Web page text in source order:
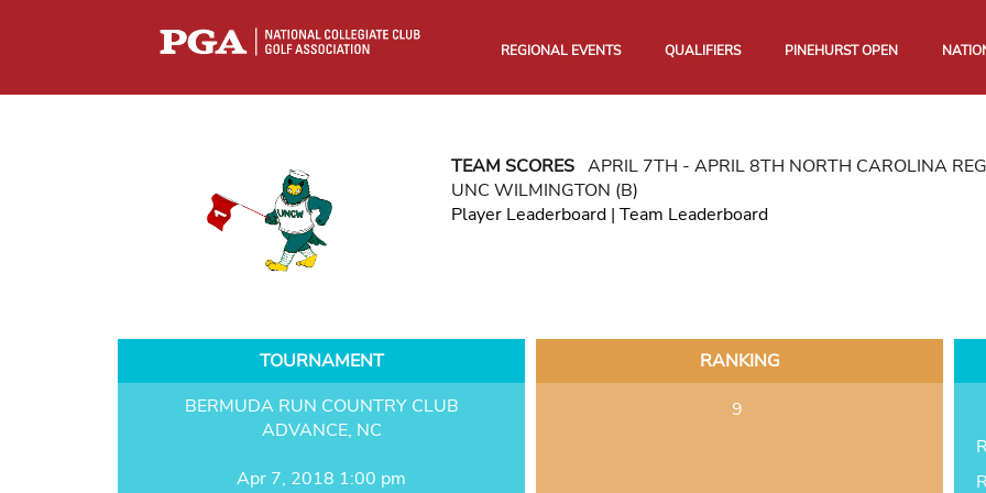
REGIONAL EVENTS QUALIFIERS PINEHURST OPEN
TEAM SCORESAPRIL 7TH - APRIL 8TH NORTH CAROLINA
UNC WILMINGTON (B)
Player Leaderboard| Team Leaderboard
TOURNAMENT
BERMUDA RUN COUNTRY CLUB
ADVANCE, NC
Apr 7, 2018 1:00 pm
RANKING
9